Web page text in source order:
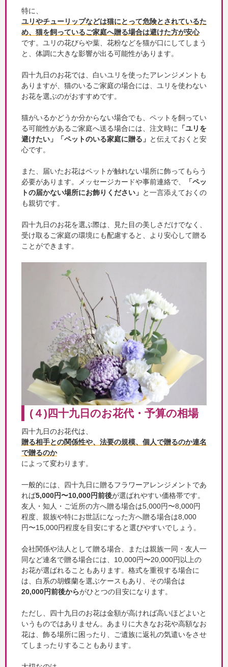
特に、
ユリやチューリップなどは猫にとって危険とされているた
め、猫を飼っているご家庭へ贈る場合は避けた方が安心
です。ユリの花びらや葉、花粉などを猫が口にしてしまう
と、体調に大きな影響が出る可能性があります。
四十九日のお花では、白いユリを使ったアレンジメントも
ありますが、猫のいるご家庭の場合には、ユリを使わない
お花を選ぶのがおすすめです。
猫がいるかどうか分からない場合でも、ペットを飼ってい
る可能性があるご家庭へ送る場合には、注文時に
「ユリを
避けたい」「ペットのいる家庭に贈る」 と伝えておくと安
心です。
また、届いたお花はペットが触れない場所に飾ってもらう
必要があります。メッセージカードや事前連絡で、
「ペッ
トの届かない場所にお飾りください」 と一言添えておくの
も親切です。
四十九日のお花を選ぶ際は、見た目の美しさだけでなく、
受け取るご家庭の環境にも配慮すると、より安心して贈る
ことができます。
(４)四十九日のお花代・予算の相場
四十九日のお花代は、
贈る相手との関係性や、法要の規模、個人で贈るのか連名
で贈るのか
によって変わります。
一般的には、四十九日に贈るフラワーアレンジメントであ
れば5,000円〜10,000円前後が選ばれやすい価格帯です。
友人・知人・ご近所の方へ贈る場合は5,000円〜8,000円
程度、親族や特にお世話になった方へ贈る場合は8,000
円〜15,000円程度を目安にすると選びやすいでしょう。
会社関係や法人として贈る場合、または親族一同・友人一
同など連名で贈る場合には、10,000円〜20,000円以上の
お花が選ばれることもあります。格式を重視する場合に
は、白系の胡蝶蘭を選ぶケースもあり、その場合は
20,000円前後からがひとつの目安になります。
ただし、四十九日のお花は金額が高ければ高いほどよいと
いうものではありません。あまりに大きなお花や高額なお
花は、飾る場所に困ったり、ご遺族に返礼の気遣いをさせ
てしまったりすることもあります。